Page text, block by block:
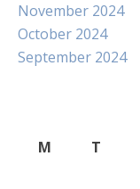
November 2024
October 2024
September 2024
M
T